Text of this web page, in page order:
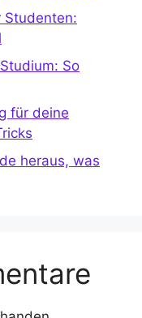
Studenten:
So
für deine
heraus, was